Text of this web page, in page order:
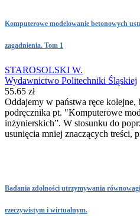
Komputerowe modelowanie betonowych
zagadnienia. Tom 1
STAROSOLSKI W.
Wydawnictwo Politechniki Śląskiej
55.65 zł
Oddajemy w państwa ręce kolejne,
podręcznika pt. "Komputerowe
inżynierskich”. W stosunku do
usunięcia mniej znaczących treści,
Badania zdolności utrzymywania
rzeczywistym i wirtualnym.